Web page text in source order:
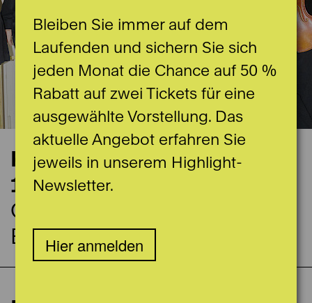
Konzerttermin
16.02.2025
Casino Bern
Burgerratssaal
Bleiben Sie immer auf dem
Laufenden und sichern Sie sich
jeden Monat die Chance auf 50 %
Rabatt auf zwei Tickets für eine
ausgewählte Vorstellung. Das
aktuelle Angebot erfahren Sie
jeweils in unserem Highlight-
Newsletter.
Hier anmelden